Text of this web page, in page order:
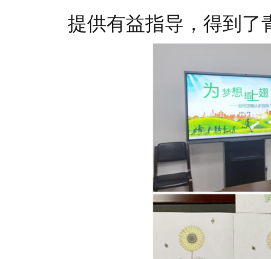
提供有益指导，得到了